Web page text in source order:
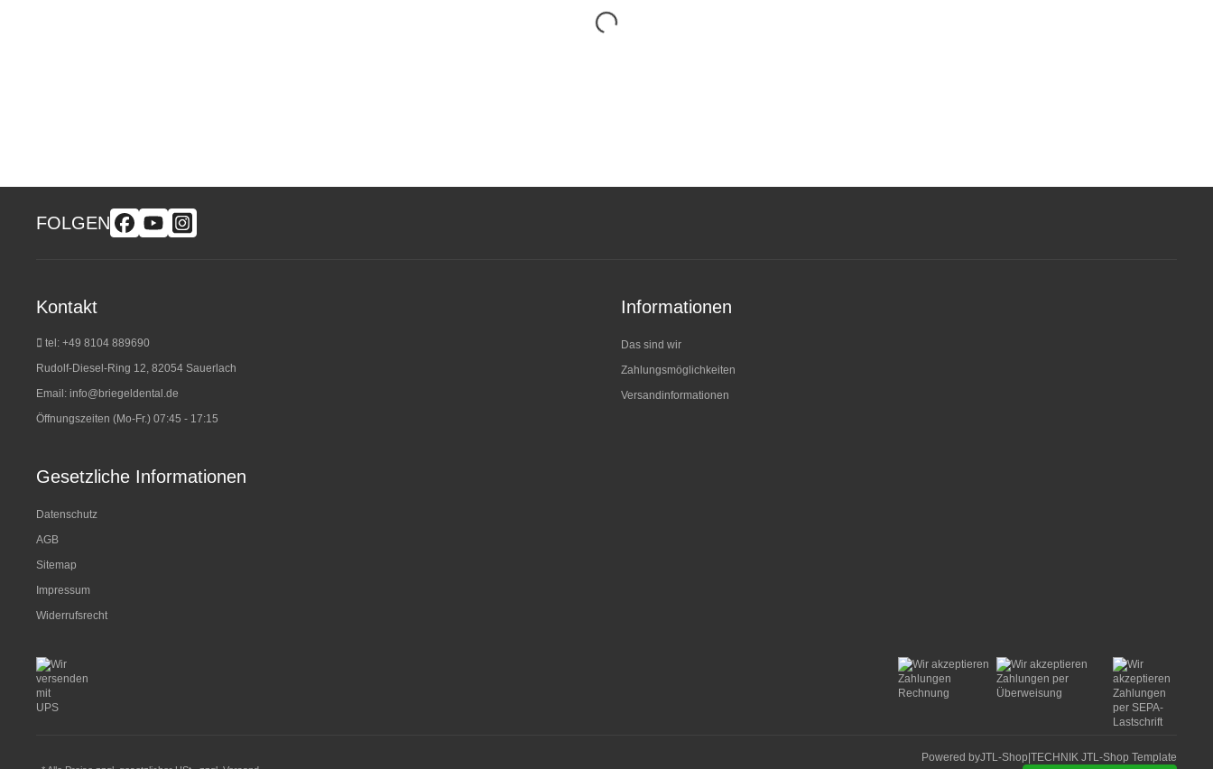
FOLGEN
Kontakt
tel: +49 8104 889690
Rudolf-Diesel-Ring 12, 82054 Sauerlach
Email: info@briegeldental.de
Öffnungszeiten (Mo-Fr.) 07:45 - 17:15
Informationen
Das sind wir
Zahlungsmöglichkeiten
Versandinformationen
Gesetzliche Informationen
Datenschutz
AGB
Sitemap
Impressum
Widerrufsrecht
Powered byJTL-Shop TECHNIK JTL-Shop Template